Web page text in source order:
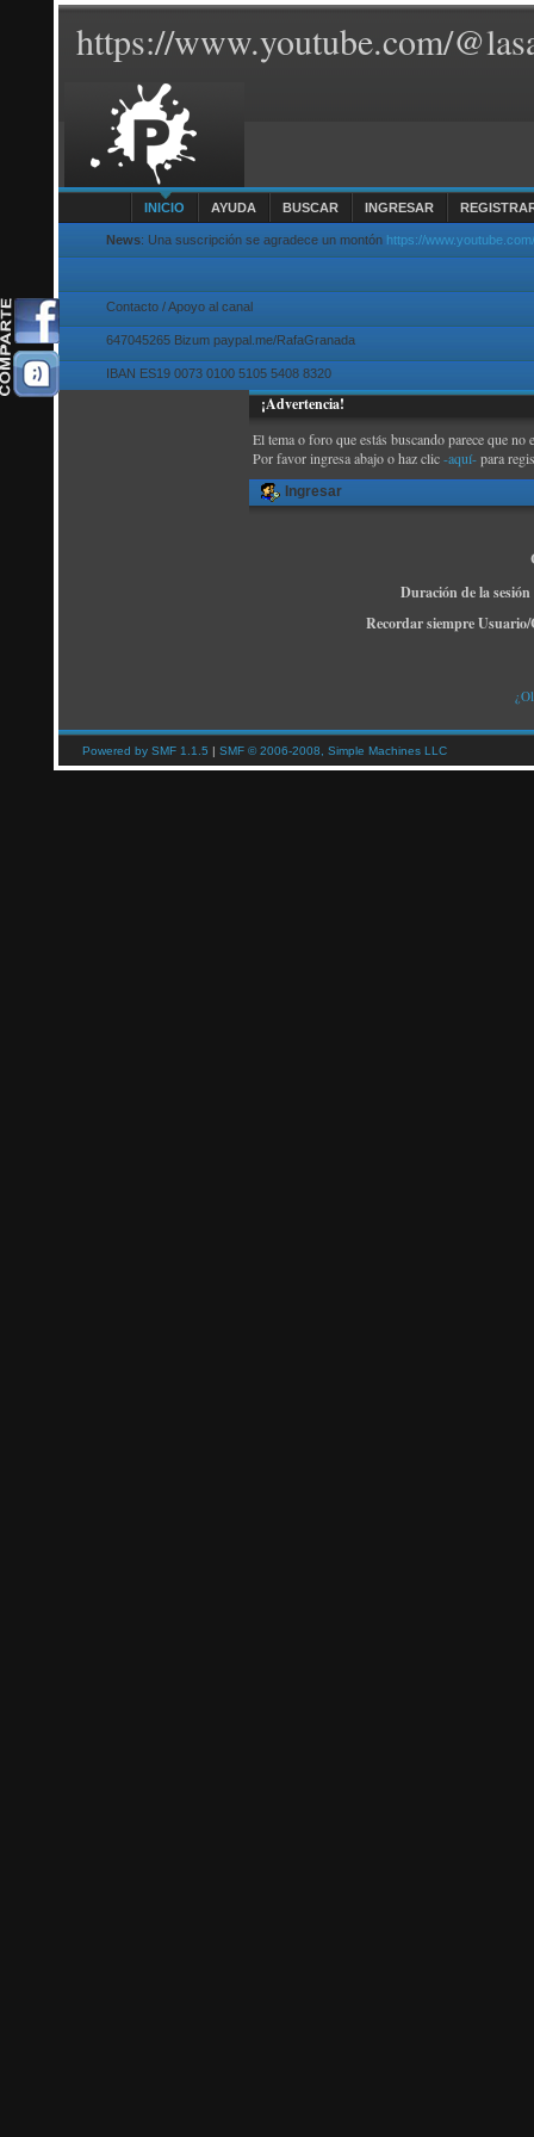
https://www.youtube.com/
INICIO AYUDA BUSCAR INGRESAR
News: Una suscripción se agradece un montón https://
Contacto / Apoyo al canal
647045265 Bizum paypal.me/RafaGranada
IBAN ES19 0073 0100 5105 5408 8320
¡Advertencia!
El tema o foro que estás buscando parece que
Por favor ingresa abajo o haz clic-aquí-para
Ingresar
Duración de la
Recordar siempre
Powered by SMF 1.1.5 | SMF © 2006-2008, Simple Machines LLC